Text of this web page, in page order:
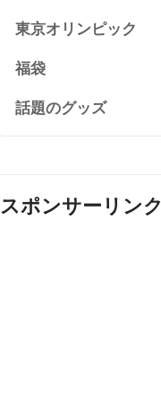
東京オリンピック
福袋
話題のグッズ
スポンサーリンク